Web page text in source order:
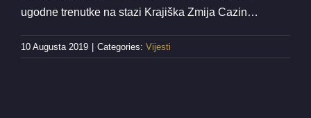
ugodne trenutke na stazi Krajiška Zmija Cazin…
10 Augusta 2019 Categories: Vijesti